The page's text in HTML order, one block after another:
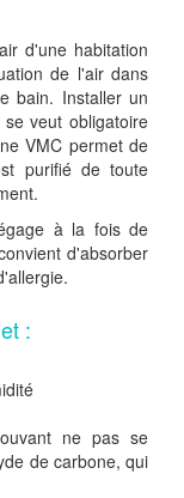
d'une habitation
de l'air dans
bain. Installer un
veut obligatoire
VMC permet de
purifié de toute
à la fois de
d'absorber
:
ne pas se
de carbone, qui